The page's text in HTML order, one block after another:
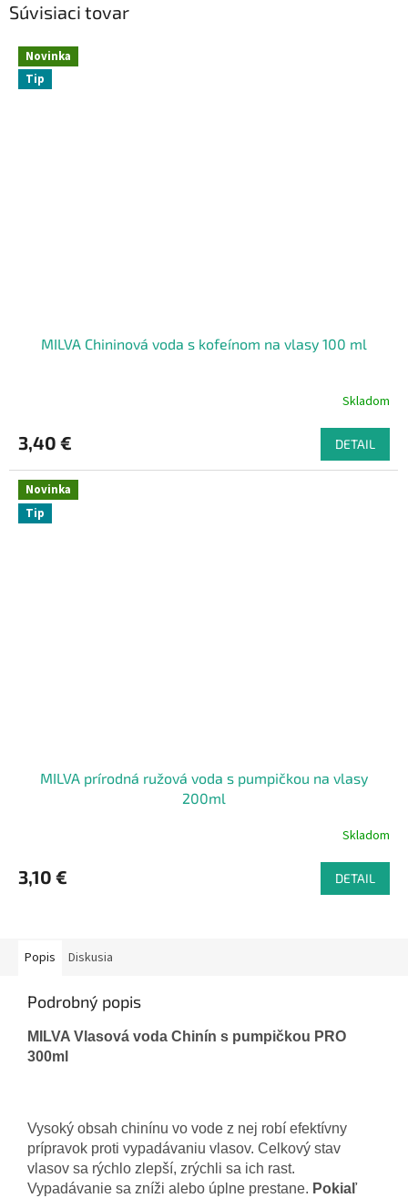
Súvisiaci tovar
Novinka
Tip
MILVA Chininová voda s kofeínom na vlasy 100 ml
Skladom
3,40 € DETAIL
Novinka
Tip
MILVA prírodná ružová voda s pumpičkou na vlasy
200ml
Skladom
3,10 € DETAIL
Popis Diskusia
Podrobný popis
MILVA Vlasová voda Chinín s pumpičkou PRO
300ml
Vysoký obsah chinínu vo vode z nej robí efektívny
prípravok proti vypadávaniu vlasov. Celkový stav
vlasov sa rýchlo zlepší, zrýchli sa ich rast.
Vypadávanie sa zníži alebo úplne prestane. Pokiaľ